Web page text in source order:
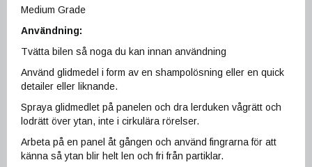
Medium Grade
Användning:
Tvätta bilen så noga du kan innan användning
Använd glidmedel i form av en shampolösning eller en quick
detailer eller liknande.
Spraya glidmedlet på panelen och dra lerduken vågrätt och
lodrätt över ytan, inte i cirkulära rörelser.
Arbeta på en panel åt gången och använd fingrarna för att
känna så ytan blir helt len och fri från partiklar.